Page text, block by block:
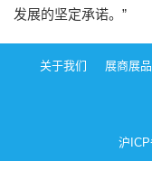
发展的坚定承诺。”
关于我们 展商展品
沪ICP